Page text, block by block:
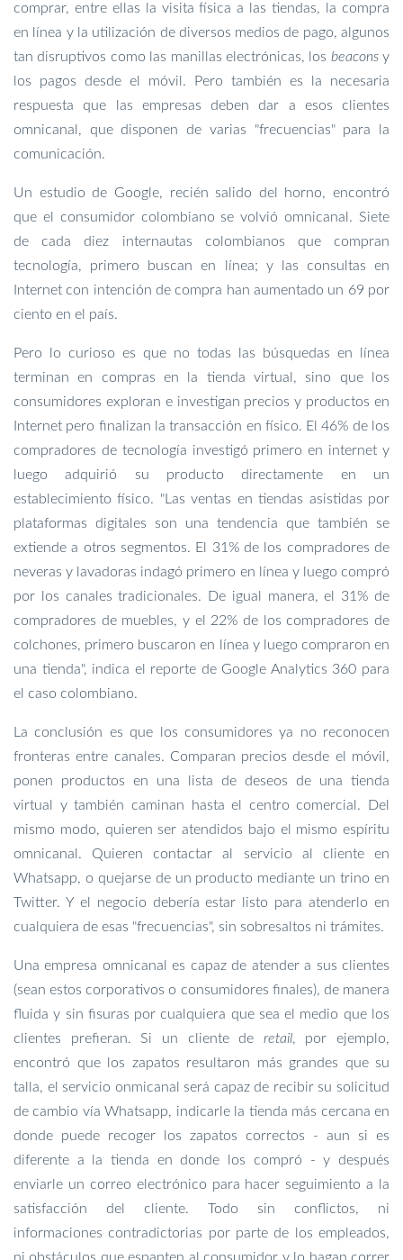
comprar, entre ellas la visita física a las tiendas, la compra
en línea y la utilización de diversos medios de pago, algunos
tan disruptivos como las manillas electrónicas, los beaconsy
los pagos desde el móvil. Pero también es la necesaria
respuesta que las empresas deben dar a esos clientes
omnicanal, que disponen de varias "frecuencias" para la
comunicación.
Un estudio de Google, recién salido del horno, encontró
que el consumidor colombiano se volvió omnicanal. Siete
de cada diez internautas colombianos que compran
tecnología, primero buscan en línea; y las consultas en
Internet con intención de compra han aumentado un 69 por
ciento en el país.
Pero lo curioso es que no todas las búsquedas en línea
terminan en compras en la tienda virtual, sino que los
consumidores exploran e investigan precios y productos en
Internet pero finalizan la transacción en físico. El 46% de los
compradores de tecnología investigó primero en internet y
luego adquirió su producto directamente en un
establecimiento físico. "Las ventas en tiendas asistidas por
plataformas digitales son una tendencia que también se
extiende a otros segmentos. El 31% de los compradores de
neveras y lavadoras indagó primero en línea y luego compró
por los canales tradicionales. De igual manera, el 31% de
compradores de muebles, y el 22% de los compradores de
colchones, primero buscaron en línea y luego compraron en
una tienda", indica el reporte de Google Analytics 360 para
el caso colombiano.
La conclusión es que los consumidores ya no reconocen
fronteras entre canales. Comparan precios desde el móvil,
ponen productos en una lista de deseos de una tienda
virtual y también caminan hasta el centro comercial. Del
mismo modo, quieren ser atendidos bajo el mismo espíritu
omnicanal. Quieren contactar al servicio al cliente en
Whatsapp, o quejarse de un producto mediante un trino en
Twitter. Y el negocio debería estar listo para atenderlo en
cualquiera de esas "frecuencias", sin sobresaltos ni trámites.
Una empresa omnicanal es capaz de atender a sus clientes
(sean estos corporativos o consumidores finales), de manera
fluida y sin fisuras por cualquiera que sea el medio que los
clientes prefieran. Si un cliente de retail, por ejemplo,
encontró que los zapatos resultaron más grandes que su
talla, el servicio onmicanal será capaz de recibir su solicitud
de cambio vía Whatsapp, indicarle la tienda más cercana en
donde puede recoger los zapatos correctos - aun si es
diferente a la tienda en donde los compró - y después
enviarle un correo electrónico para hacer seguimiento a la
satisfacción del cliente. Todo sin conflictos, ni
informaciones contradictorias por parte de los empleados,